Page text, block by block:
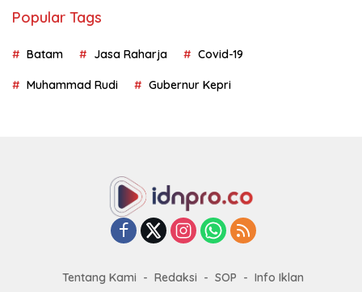
Popular Tags
Batam Jasa Raharja Covid-19
Muhammad Rudi Gubernur Kepri
Tentang Kami Redaksi SOP
Info Iklan